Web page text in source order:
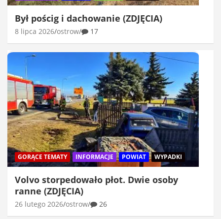
Był pościg i dachowanie (ZDJĘCIA)
8 lipca 2026 ostrow 17
GORĄCE TEMATY INFORMACJE POWIAT WYPADKI
Volvo storpedowało płot. Dwie osoby
ranne (ZDJĘCIA)
26 lutego 2026 ostrow 26